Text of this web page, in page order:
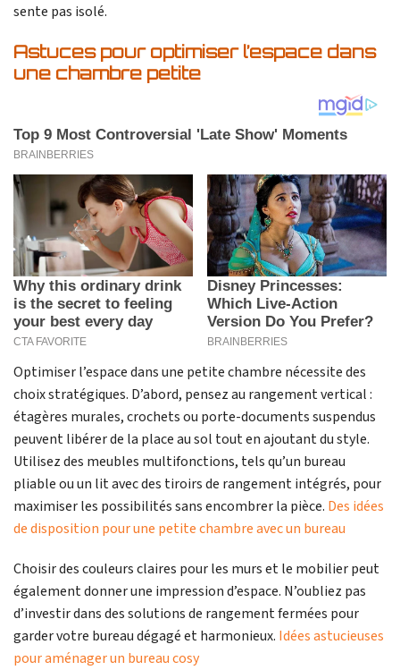
sente pas isolé.
Astuces pour optimiser l’espace dans
une chambre petite
Optimiser l’espace dans une petite chambre nécessite des
choix stratégiques. D’abord, pensez au rangement vertical :
étagères murales, crochets ou porte-documents suspendus
peuvent libérer de la place au sol tout en ajoutant du style.
Utilisez des meubles multifonctions, tels qu’un bureau
pliable ou un lit avec des tiroirs de rangement intégrés, pour
maximiser les possibilités sans encombrer la pièce. Des idées
de disposition pour une petite chambre avec un bureau
Choisir des couleurs claires pour les murs et le mobilier peut
également donner une impression d’espace. N’oubliez pas
d’investir dans des solutions de rangement fermées pour
garder votre bureau dégagé et harmonieux. Idées astucieuses
pour aménager un bureau cosy